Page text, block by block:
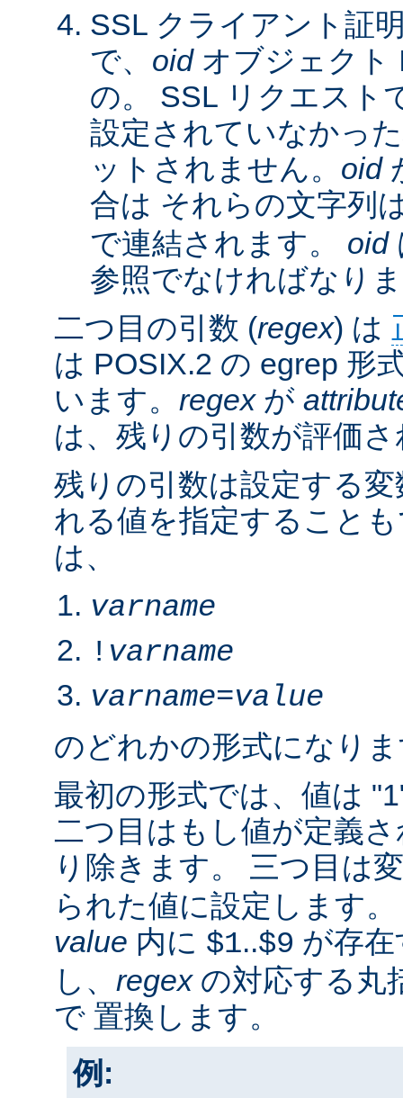
SSL クライアント証
で、 oidオブジェクト
の。 SSL リクエスト
設定されていなかっ
ットされません。 oid
合は それらの文字列
で連結されます。 oid
参照でなければなり
二つ目の引数 (regex) は
は POSIX.2 の egrep 形
います。 regexが
は、残りの引数が評価
残りの引数は設定する
れる値を指定すること
は、
varname
! varname
varname=value
のどれかの形式になり
最初の形式では、値は
二つ目はもし値が定義
り除きます。 三つ目は
られた値に設定します
value 内に $1..$9 が存
し、 regexの対応する丸
で 置換します。
例: